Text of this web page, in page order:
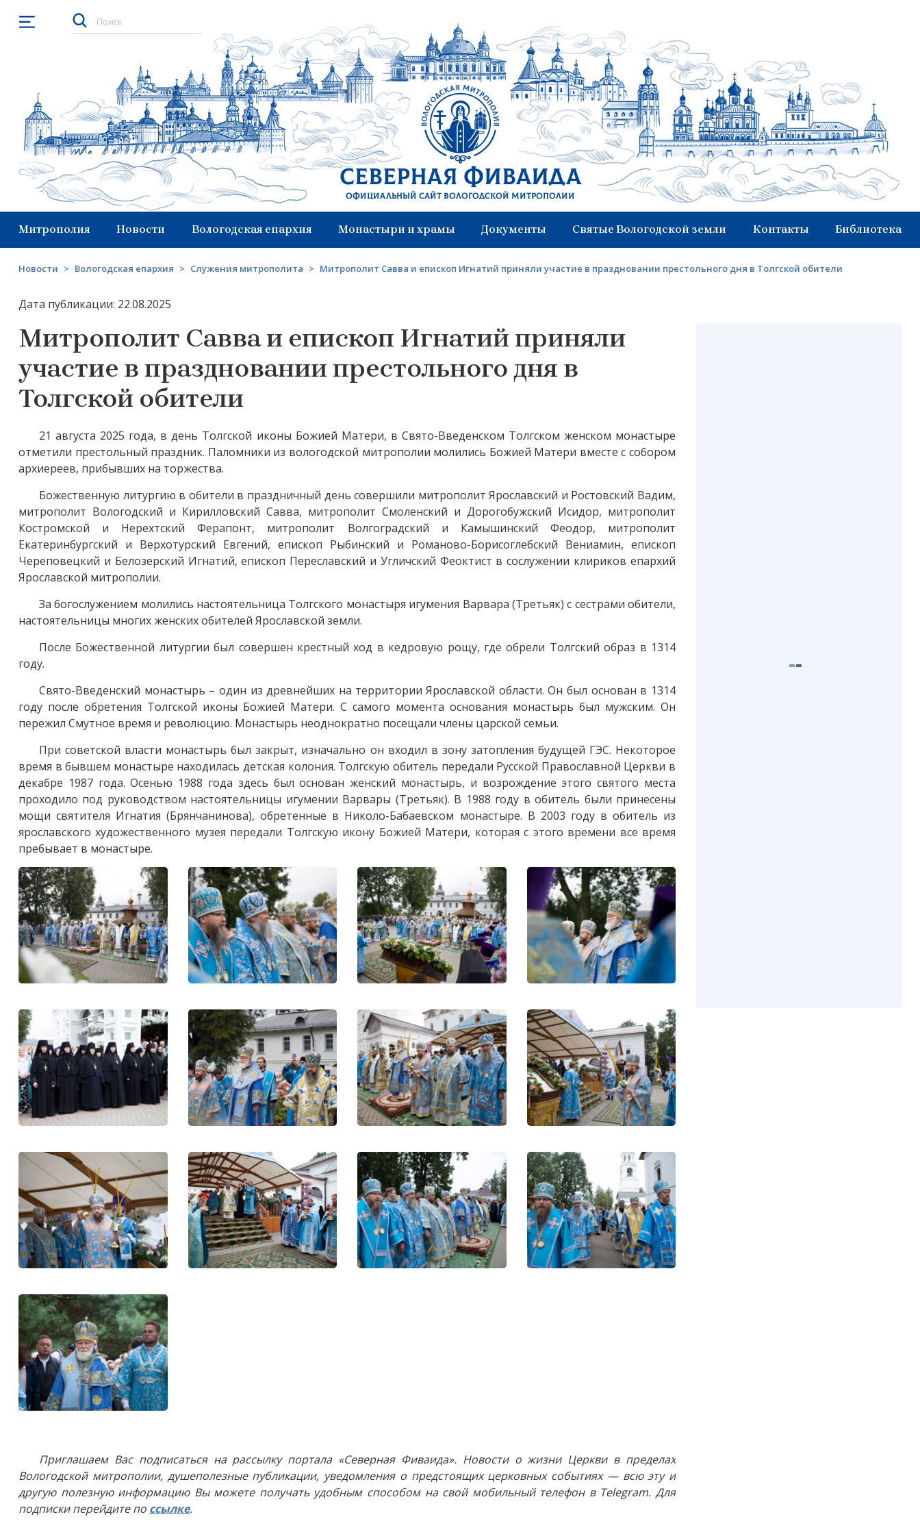
Открыть меню
Северная Фиваида
Официальный сайт Вологодской митрополии
Митрополия Новости Вологодская епархия Монастыри и храмы Документы Святые Вологодской земли Контакты Библиотека
Новости > Вологодская епархия > Служения митрополита > Митрополит Савва и епископ Игнатий приняли участие в праздновании престольного дня в Толгской обители
Дата публикации: 22.08.2025
Митрополит Савва и епископ Игнатий приняли
участие в праздновании престольного дня в
Толгской обители
21 августа 2025 года, в день Толгской иконы Божией Матери, в Свято-Введенском Толгском женском монастыре
отметили престольный праздник. Паломники из вологодской митрополии молились Божией Матери вместе с собором
архиереев, прибывших на торжества.
Божественную литургию в обители в праздничный день совершили митрополит Ярославский и Ростовский Вадим,
митрополит Вологодский и Кирилловский Савва, митрополит Смоленский и Дорогобужский Исидор, митрополит
Костромской и Нерехтский Ферапонт, митрополит Волгоградский и Камышинский Феодор, митрополит
Екатеринбургский и Верхотурский Евгений, епископ Рыбинский и Романово-Борисоглебский Вениамин, епископ
Череповецкий и Белозерский Игнатий, епископ Переславский и Угличский Феоктист в сослужении клириков епархий
Ярославской митрополии.
За богослужением молились настоятельница Толгского монастыря игумения Варвара (Третьяк) с сестрами обители,
настоятельницы многих женских обителей Ярославской земли.
После Божественной литургии был совершен крестный ход в кедровую рощу, где обрели Толгский образ в 1314
году.
Свято-Введенский монастырь – один из древнейших на территории Ярославской области. Он был основан в 1314
году после обретения Толгской иконы Божией Матери. С самого момента основания монастырь был мужским. Он
пережил Смутное время и революцию. Монастырь неоднократно посещали члены царской семьи.
При советской власти монастырь был закрыт, изначально он входил в зону затопления будущей ГЭС. Некоторое
время в бывшем монастыре находилась детская колония. Толгскую обитель передали Русской Православной Церкви в
декабре 1987 года. Осенью 1988 года здесь был основан женский монастырь, и возрождение этого святого места
проходило под руководством настоятельницы игумении Варвары (Третьяк). В 1988 году в обитель были принесены
мощи святителя Игнатия (Брянчанинова), обретенные в Николо-Бабаевском монастыре. В 2003 году в обитель из
ярославского художественного музея передали Толгскую икону Божией Матери, которая с этого времени все время
пребывает в монастыре.
Приглашаем Вас подписаться на рассылку портала «Северная Фиваида». Новости о жизни Церкви в пределах
Вологодской митрополии, душеполезные публикации, уведомления о предстоящих церковных событиях — всю эту и
другую полезную информацию Вы можете получать удобным способом на свой мобильный телефон в Telegram. Для
подписки перейдите по ссылке.